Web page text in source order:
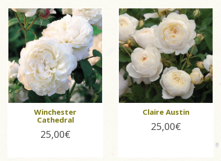
Winchester
Cathedral
25,00€
Claire Austin
25,00€